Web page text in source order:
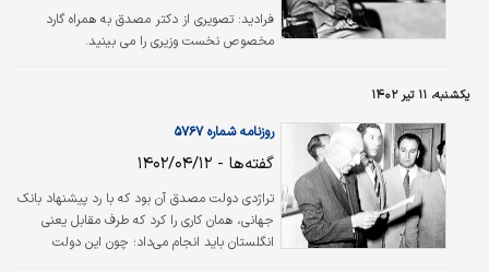
فرادید:
تصویری از دکتر مصدق به همراه گارد
مخصوص نخست وزیری را می بینید.
یکشنبه، ۱۱ تیر ۱۴۰۲
روزنامه شماره ۵۷۶۷
گفته‌ها - ۱۴۰۲/۰۴/۱۲
تراژدی دولت مصدق آن بود که با رد پیشنهاد بانک
جهانی، همان کاری را کرد که طرف مقابل یعنی
انگلستان باید انجام می‌داد؛ چون این دولت